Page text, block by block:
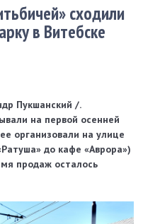
сходили
в Витебске
Пукшанский /.
на первой осенней
организовали на улице
до кафе «Аврора»)
продаж осталось